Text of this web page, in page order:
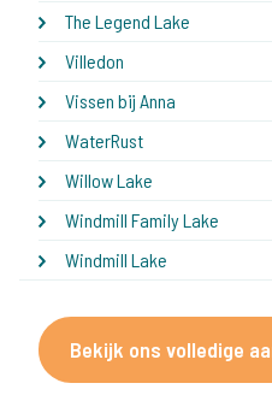
The Legend Lake
Villedon
Vissen bij Anna
WaterRust
Willow Lake
Windmill Family Lake
Windmill Lake
Bekijk ons volledige